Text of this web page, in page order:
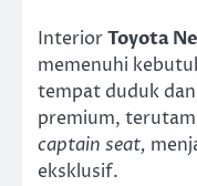
InteriorToyota
memenuhi
tempat duduk
premium,
captain seat,
eksklusif.